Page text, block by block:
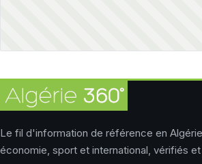
Le fil d'information de référence en
économie, sport et international, vérifiés